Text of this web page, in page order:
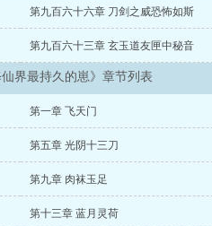
第九百六十六章 刀剑之威恐怖如斯
第九百六十三章 玄玉道友匣中秘音
仙界最持久的崽》章节列表
第一章 飞天门
第五章 光阴十三刀
第九章 肉袜玉足
第十三章 蓝月灵荷